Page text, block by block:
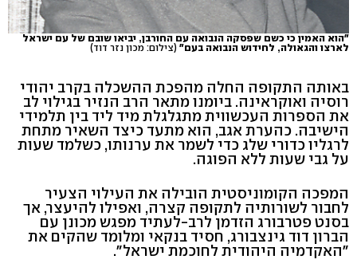
"הוא האמין כי כשם שפסקה הנבואה עם החורבן, יביאו שובם של עם ישראל
לארצו והגאולה, לחידוש הנבואה בעם" (צילום: מכון נזר דוד)
באותה התקופה החלה מהפכת ההשכלה בקרב יהודי
רוסיה ואוקראינה. ביומנו מתאר הרב הנזיר בגילוי לב
את הספרות העכשווית מתגלגלת מיד ליד בין תלמידי
הישיבה. כהערת אגב, הוא מתעד כיצד השאיר מתחת
לרגליו כדורי שלג כדי לשמר את ערנותו, כשלמד שעות
על גבי שעות ללא הפוגה.
המפכה הקומוניסטית הובילה את העילוי הצעיר
לחבור לשורותיה לתקופה קצרה, ואפילו להיעצר, אך
בסנט פטרבורג הזדמן לרב-לעתיד מפגש מכונן עם
הברון דוד גינצבורג, חסיד בנקאי ומלומד שהקים את
"האקדמיה היהודית לחוכמת ישראל".